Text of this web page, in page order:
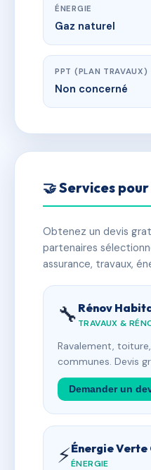
ÉNERGIE
Gaz naturel
PPT (PLAN TRAVAUX)
Non concerné
🤝 Services
Obtenez un devis
partenaires
assurance, travaux,
🔧 Rénov
TRAVAUX &
Ravalement,
communes. Devis
Demander un
⚡Énergie Verte
ÉNERGIE